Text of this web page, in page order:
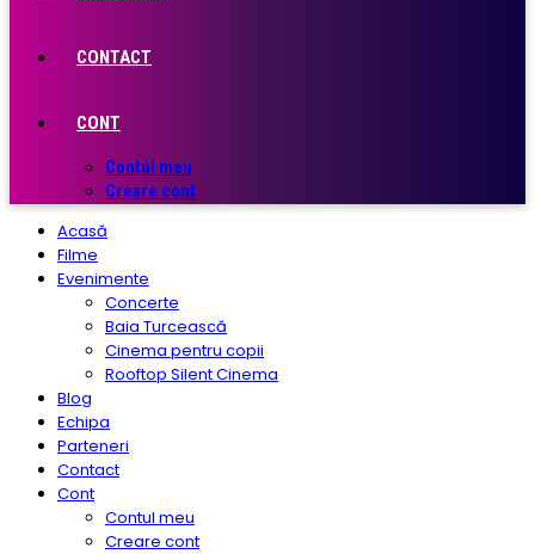
CONTACT
CONT
Contul meu
Creare cont
Acasă
Filme
Evenimente
Concerte
Baia Turcească
Cinema pentru copii
Rooftop Silent Cinema
Blog
Echipa
Parteneri
Contact
Cont
Contul meu
Creare cont